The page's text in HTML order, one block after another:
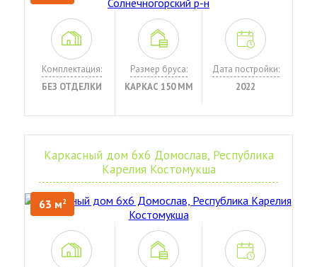
Комплектация:
БЕЗ ОТДЕЛКИ
Размер бруса:
КАРКАС 150 ММ
Дата постройки:
2022
Каркасный дом 6х6 Домослав, Республика
Карелия Костомукша
63 м2